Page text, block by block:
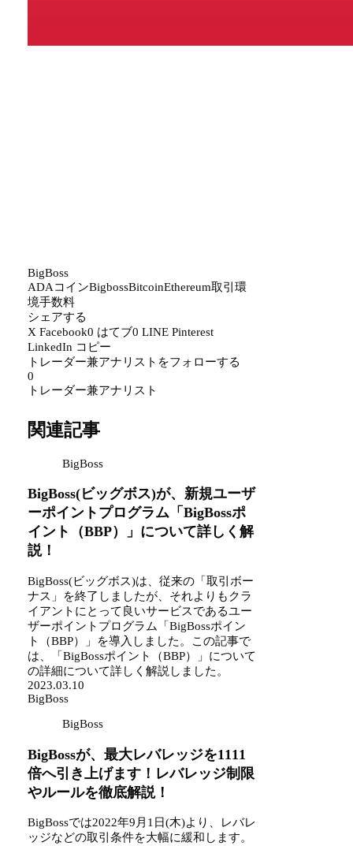
BigBoss
ADAコインBigbossBitcoinEthereum取引環
境手数料
シェアする
X Facebook0 はてブ0 LINE Pinterest
LinkedIn コピー
トレーダー兼アナリストをフォローする
0
トレーダー兼アナリスト
関連記事
BigBoss
BigBoss(ビッグボス)が、新規ユーザ
ーポイントプログラム「BigBossポ
イント（BBP）」について詳しく解
説！
BigBoss(ビッグボス)は、従来の「取引ボー
ナス」を終了しましたが、それよりもクラ
イアントにとって良いサービスであるユー
ザーポイントプログラム「BigBossポイン
ト（BBP）」を導入しました。この記事で
は、「BigBossポイント（BBP）」について
の詳細について詳しく解説しました。
2023.03.10
BigBoss
BigBoss
BigBossが、最大レバレッジを1111
倍へ引き上げます！レバレッジ制限
やルールを徹底解説！
BigBossでは2022年9月1日(木)より、レバレ
ッジなどの取引条件を大幅に緩和します。